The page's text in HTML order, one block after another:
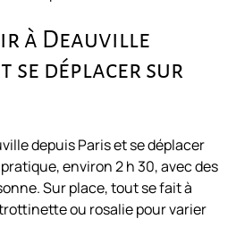
à Deauville
se déplacer sur
depuis Paris et se déplacer
environ 2 h 30, avec des
Sur place, tout se fait à
ou rosalie pour varier